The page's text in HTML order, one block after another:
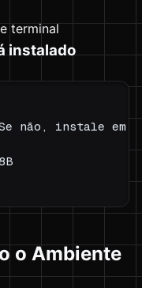
terminal
instalado
não, instale em
o Ambiente